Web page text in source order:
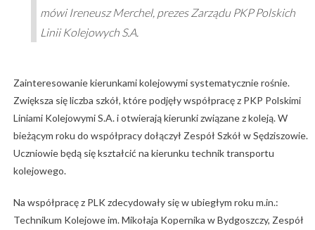
mówi Ireneusz Merchel, prezes Zarządu PKP Polskich
Linii Kolejowych S.A.
Zainteresowanie kierunkami kolejowymi systematycznie rośnie.
Zwiększa się liczba szkół, które podjęły współpracę z PKP Polskimi
Liniami Kolejowymi S.A. i otwierają kierunki związane z koleją. W
bieżącym roku do współpracy dołączył Zespół Szkół w Sędziszowie.
Uczniowie będą się kształcić na kierunku technik transportu
kolejowego.
Na współpracę z PLK zdecydowały się w ubiegłym roku m.in.:
Technikum Kolejowe im. Mikołaja Kopernika w Bydgoszczy, Zespół